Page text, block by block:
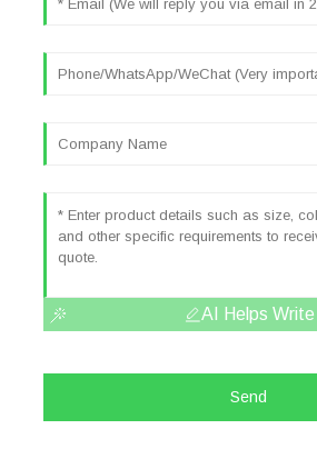
AI Helps Write
Send